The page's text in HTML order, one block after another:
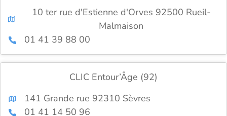
10 ter rue d'Estienne d'Orves 92500 Rueil-
Malmaison
01 41 39 88 00
CLIC Entour’Âge (92)
141 Grande rue 92310 Sèvres
01 41 14 50 96